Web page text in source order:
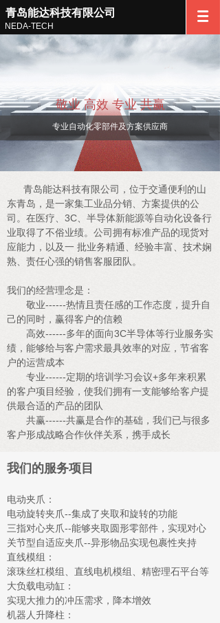
青岛能达科技有限公司
NEDA-TECH
敬业 高效 专业 共赢
专业自动化零部件及方案供应商
青岛能达科技有限公司，位于交通便利的山
东青岛，是一家集工业品分销、方案提供的公
司。在医疗、3C、半导体新能源等自动化设备行
业取得了不俗业绩。公司拥有标准产品的现货对
应能力，以及一 批业务精通、经验丰富、技术娴
熟、责任心强的销售客服团队。
我们的经营理念是：
敬业------热情且责任感的工作态度，提升自
己的同时，赢得客户的信赖
高效------多年的面向3C半导体等行业服务实
绩，能够给与客户需求最具效率的对应，节省客
户的运营成本
专业------定期的培训学习会议+多年来积累
的客户项目经验，使我们拥有一支能够给客户提
供最合适的产品的团队
共赢------共赢是合作的基础，我们已与很多
客户形成战略合作伙伴关系，携手成长
我们的服务项目
电动夹爪：
电动旋转夹爪--集成了夹取和旋转的功能
三指对心夹爪--能够夹取圆形零部件，实现对心
关节型自适应夹爪--异形物品实现包裹性夹持
直线模组：
滚珠丝杠模组、直线电机模组、精密理石平台等
大负载电动缸：
实现大推力的冲压需求，降本增效
机器人升降柱：